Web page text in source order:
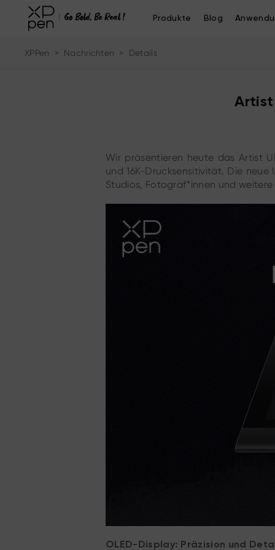
Produkte Blog
XPPen > Nachrichten > Details
Artist
Wir präsentieren heute das Artist
und 16K-Drucksensitivität. Die
Studios, Fotograf*innen und
OLED-Display: Präzision und